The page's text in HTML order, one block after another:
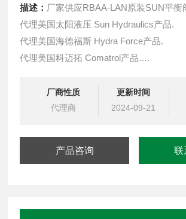
描述： 厂家供应RBAA-LAN原装SUN平衡
代理美国太阳液压 Sun Hydraulics产品.
代理美国海德福斯 Hydra Force产品.
代理美国科迈拓 Comatrol产品.
提供油路系统设计,油路块设计,阀块设计
液压油缸，经销力士乐、派克、中国台湾
厂商性质
代理商
更新时间
2024-09-21
产品咨询 联